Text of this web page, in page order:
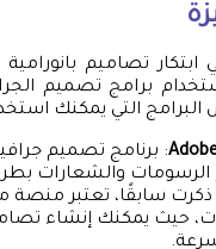
تصاميم بانورامية
برامج تصميم
البرامج التي يمكنك
: برنامج تصميم
والشعارات
ذكرت سابقًا، تعتبر منصة
حيث يمكنك إنشاء